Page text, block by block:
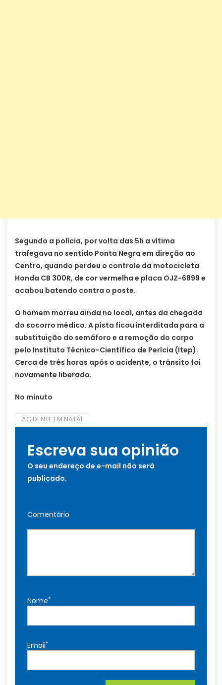
Segundo a polícia, por volta das 5h a vítima
trafegava no sentido Ponta Negra em direção ao
Centro, quando perdeu o controle da motocicleta
Honda CB 300R, de cor vermelha e placa OJZ-6899 e
acabou batendo contra o poste.
O homem morreu ainda no local, antes da chegada
do socorro médico. A pista ficou interditada para a
substituição do semáforo e a remoção do corpo
pelo Instituto Técnico-Científico de Perícia (Itep).
Cerca de três horas após o acidente, o trânsito foi
novamente liberado.
No minuto
ACIDENTE EM NATAL
Escreva sua opinião
O seu endereço de e-mail não será
publicado.
Comentário
Nome*
Email*